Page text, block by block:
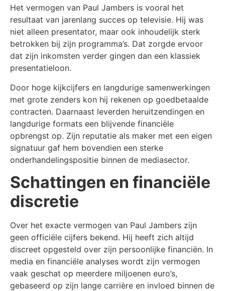
Het vermogen van Paul Jambers is vooral het
resultaat van jarenlang succes op televisie. Hij was
niet alleen presentator, maar ook inhoudelijk sterk
betrokken bij zijn programma’s. Dat zorgde ervoor
dat zijn inkomsten verder gingen dan een klassiek
presentatieloon.
Door hoge kijkcijfers en langdurige samenwerkingen
met grote zenders kon hij rekenen op goedbetaalde
contracten. Daarnaast leverden heruitzendingen en
langdurige formats een blijvende financiële
opbrengst op. Zijn reputatie als maker met een eigen
signatuur gaf hem bovendien een sterke
onderhandelingspositie binnen de mediasector.
Schattingen en financiële
discretie
Over het exacte vermogen van Paul Jambers zijn
geen officiële cijfers bekend. Hij heeft zich altijd
discreet opgesteld over zijn persoonlijke financiën. In
media en financiële analyses wordt zijn vermogen
vaak geschat op meerdere miljoenen euro’s,
gebaseerd op zijn lange carrière en invloed binnen de